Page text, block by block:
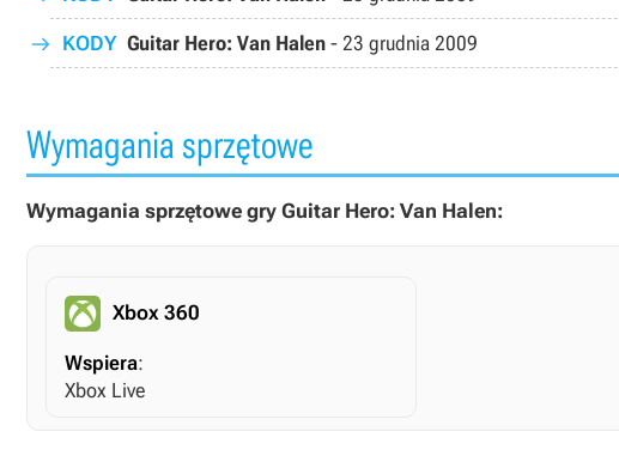
KODY Guitar Hero: Van Halen - 23 grudnia 2009
Wymagania sprzętowe
Wymagania sprzętowe gry Guitar Hero: Van Halen:
Xbox 360
Wspiera:
Xbox Live